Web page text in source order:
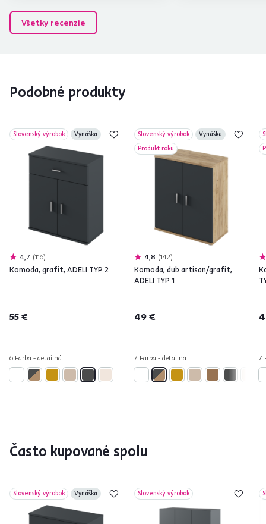
Všetky recenzie
Podobné produkty
Slovenský výrobok Vynáška
4,7 116
Komoda, grafit, ADELI TYP 2
55 €
6 Farba - detailná
Slovenský výrobok
Vynáška
Produkt roku
4,8 142
Komoda, dub artisan/grafit,
ADELI TYP 1
49 €
7 Farba - detailná 7
Často kupované spolu
Slovenský výrobok Vynáška Slovenský výrobok